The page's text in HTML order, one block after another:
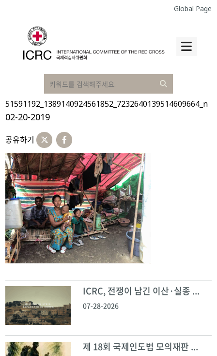
Global Page
51591192_1389140924561852_7232640139514609664_n
02-20-2019
공유하기
ICRC, 전쟁이 남긴 이산·실종 ...
07-28-2026
제 18회 국제인도법 모의재판 ...